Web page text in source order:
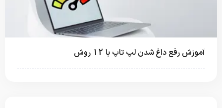
آموزش رفع داغ شدن لپ‌ تاپ با 12 روش